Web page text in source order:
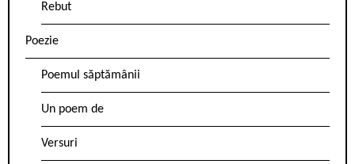
Rebut
Poezie
Poemul săptămânii
Un poem de
Versuri